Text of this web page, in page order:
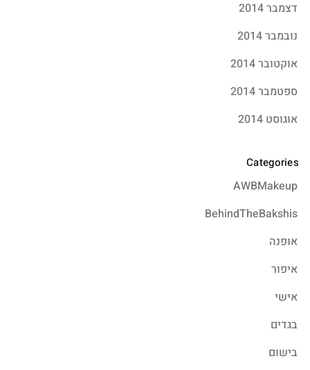
דצמבר 2014
נובמבר 2014
אוקטובר 2014
ספטמבר 2014
אוגוסט 2014
Categories
AWBMakeup
BehindTheBakshis
אופנה
איפור
אישי
בגדים
בישום